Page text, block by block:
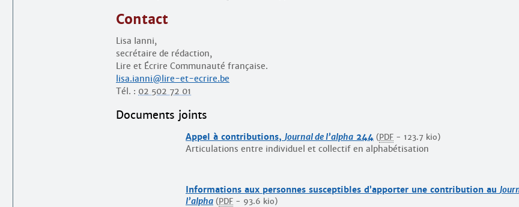
Contact
Lisa Ianni,
secrétaire de rédaction,
Lire et Écrire Communauté française.
lisa.ianni@lire-et-ecrire.be
Tél. : 02 502 72 01
Documents joints
Appel à contributions, Journal de l’alpha 244 ( PDF - 123.7 kio)
Articulations entre individuel et collectif en alphabétisation
Informations aux personnes susceptibles d’apporter une contribution au
l’alpha ( PDF - 93.6 kio)